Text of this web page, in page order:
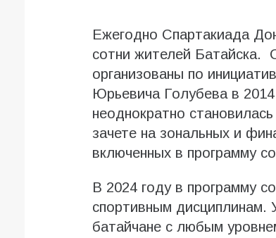
Ежегодно Спартакиада
сотни жителей Батайска.
организованы по
Юрьевича Голубева в
неоднократно
зачете на зональных и
включенных в программу
В 2024 году в программу
спортивным дисциплинам.
батайчане с любым